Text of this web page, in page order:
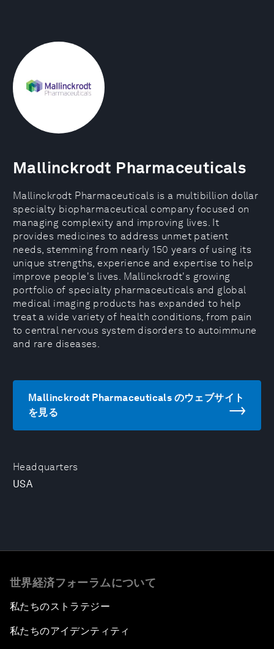
Headquarters
USA
Mallinckrodt Pharmaceuticals
Mallinckrodt Pharmaceuticals is a multibillion dollar
specialty biopharmaceutical company focused on
managing complexity and improving lives. It
provides medicines to address unmet patient
needs, stemming from nearly 150 years of using its
unique strengths, experience and expertise to help
improve people's lives. Mallinckrodt's growing
portfolio of specialty pharmaceuticals and global
medical imaging products has expanded to help
treat a wide variety of health conditions, from pain
to central nervous system disorders to autoimmune
and rare diseases.
Mallinckrodt Pharmaceuticals のウェブサイト
を見る
世界経済フォーラムについて
私たちのストラテジー
私たちのアイデンティティ